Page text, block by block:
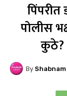
पिंपरीत
पोलीस
कुठे?
By Shabnam